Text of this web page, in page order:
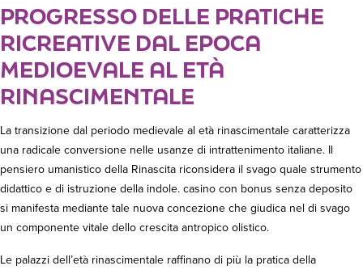
PROGRESSO DELLE PRATICHE
RICREATIVE DAL EPOCA
MEDIOEVALE AL ETÀ
RINASCIMENTALE
La transizione dal periodo medievale al età rinascimentale caratterizza
una radicale conversione nelle usanze di intrattenimento italiane. Il
pensiero umanistico della Rinascita riconsidera il svago quale strumento
didattico e di istruzione della indole. casino con bonus senza deposito
si manifesta mediante tale nuova concezione che giudica nel di svago
un componente vitale dello crescita antropico olistico.
Le palazzi dell’età rinascimentale raffinano di più la pratica della